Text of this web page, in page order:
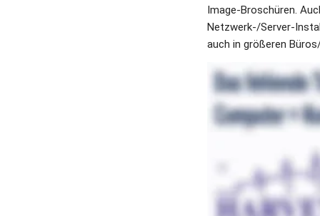
Image-Broschüren.
Netzwerk-/Server-
auch in größeren
Sie haben Interesse an
Gerne helfen wir Ihnen
#NewBranding